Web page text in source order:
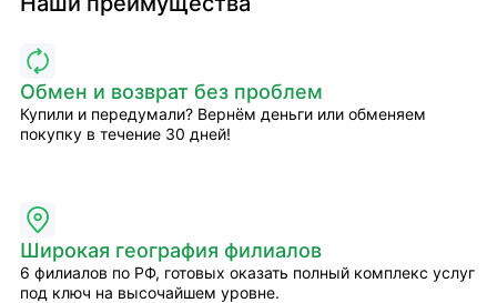
Обмен и возврат без проблем
Купили и передумали? Вернём деньги или обменяем
покупку в течение 30 дней!
Широкая география филиалов
6 филиалов по РФ, готовых оказать полный комплекс услуг
под ключ на высочайшем уровне.